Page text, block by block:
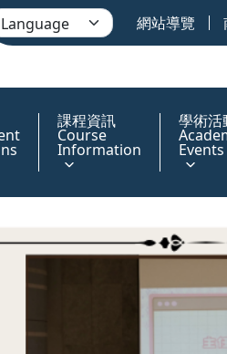
網站導覽
課程資訊
Course
Information
學術活
Events